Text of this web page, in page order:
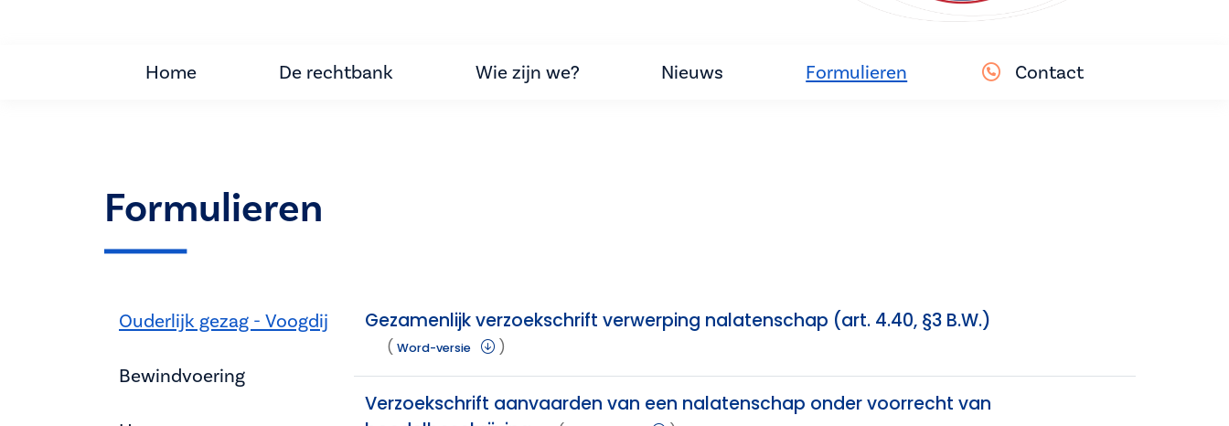
Home De rechtbank Wie zijn we? Nieuws Formulieren Contact
Formulieren
Ouderlijk gezag - Voogdij
Bewindvoering
Gezamenlijk verzoekschrift verwerping nalatenschap (art. 4.40, §3 B.W.)
( Word-versie )
Verzoekschrift aanvaarden van een nalatenschap onder voorrecht van